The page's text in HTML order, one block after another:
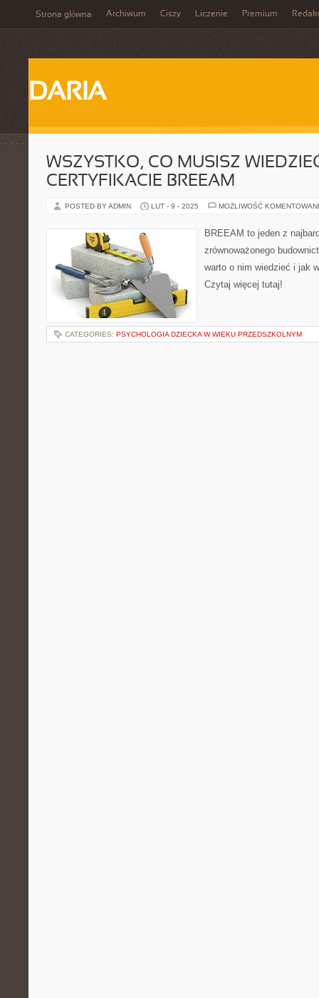
Strona główna Archiwum Ciszy Liczenie Premium
DARIA
WSZYSTKO, CO MUSISZ
CERTYFIKACIE BREEAM
POSTED BY ADMIN LUT - 9 - 2025 MOŻLIWOŚĆ
BREEAM to jeden z
zrównoważonego
warto o nim wiedzieć i jak
Czytaj więcej tutaj!
CATEGORIES: PSYCHOLOGIA DZIECKA W WIEKU PRZEDSZKOLNYM